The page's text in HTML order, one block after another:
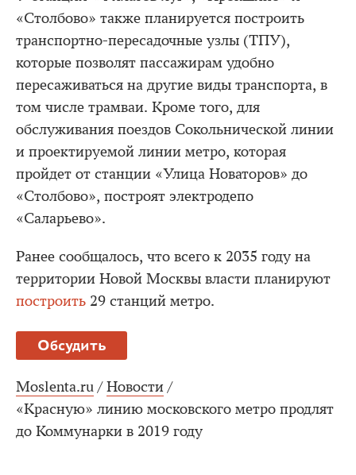
«Столбово» также планируется построить
транспортно-пересадочные узлы (ТПУ),
которые позволят пассажирам удобно
пересаживаться на другие виды транспорта, в
том числе трамваи. Кроме того, для
обслуживания поездов Сокольнической линии
и проектируемой линии метро, которая
пройдет от станции «Улица Новаторов» до
«Столбово», построят электродепо
«Саларьево».
Ранее сообщалось, что всего к 2035 году на
территории Новой Москвы власти планируют
построить 29 станций метро.
Обсудить
Moslenta.ru / Новости /
«Красную» линию московского метро продлят
до Коммунарки в 2019 году